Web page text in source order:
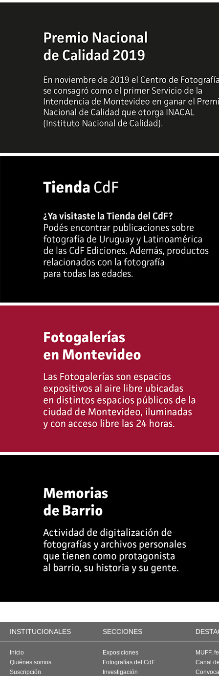
INSTITUCIONALES SECCIONES
Inicio
Quiénes somos
Suscripción
Exposiciones
Fotografías del CdF
Investigación
MUFF,
Canal